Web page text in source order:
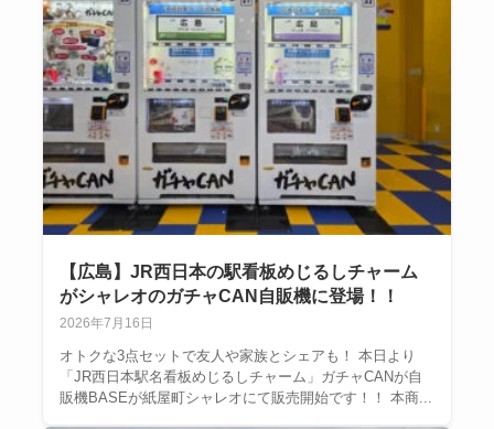
【広島】JR西日本の駅看板めじるしチャーム
がシャレオのガチャCAN自販機に登場！！
2026年7月16日
オトクな3点セットで友人や家族とシェアも！ 本日より
「JR西日本駅名看板めじるしチャーム」ガチャCANが自
販機BASEが紙屋町シャレオにて販売開始です！！ 本商...